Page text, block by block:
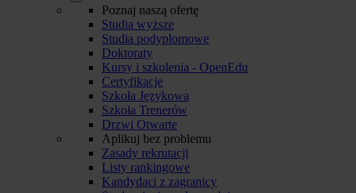
Poznaj naszą ofertę
Studia wyższe
Studia podyplomowe
Doktoraty
Kursy i szkolenia - OpenEdu
Certyfikacje
Szkoła Językowa
Szkoła Trenerów
Drzwi Otwarte
Aplikuj bez problemu
Zasady rekrutacji
Listy rankingowe
Kandydaci z zagranicy